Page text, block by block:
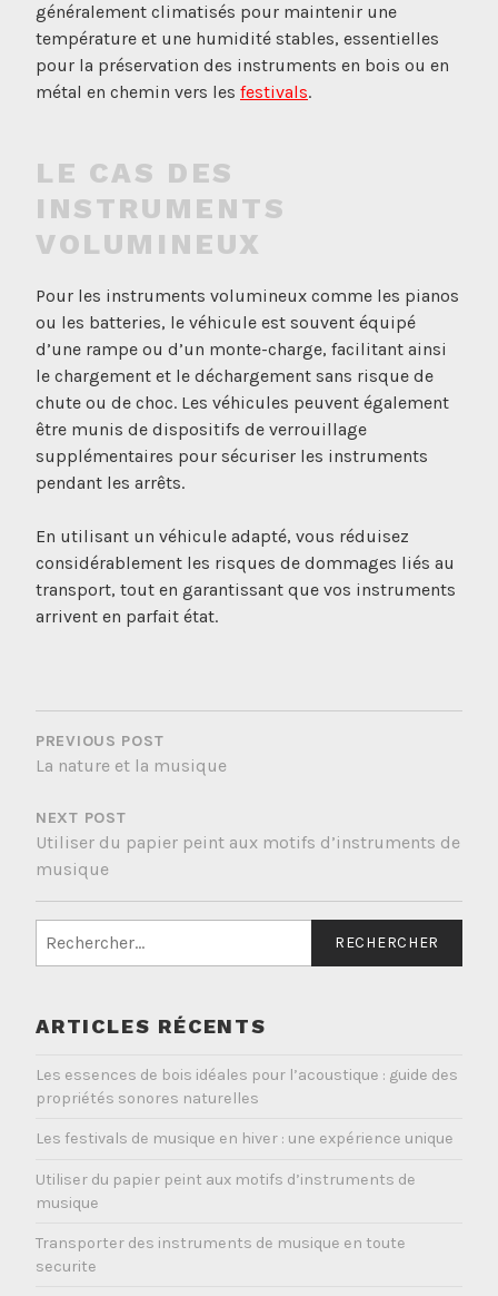
généralement climatisés pour maintenir une
température et une humidité stables, essentielles
pour la préservation des instruments en bois ou en
métal en chemin vers les festivals.
LE CAS DES
INSTRUMENTS
VOLUMINEUX
Pour les instruments volumineux comme les pianos
ou les batteries, le véhicule est souvent équipé
d’une rampe ou d’un monte-charge, facilitant ainsi
le chargement et le déchargement sans risque de
chute ou de choc. Les véhicules peuvent également
être munis de dispositifs de verrouillage
supplémentaires pour sécuriser les instruments
pendant les arrêts.
En utilisant un véhicule adapté, vous réduisez
considérablement les risques de dommages liés au
transport, tout en garantissant que vos instruments
arrivent en parfait état.
NAVIGATION
DE
L’ARTICLE
PREVIOUS POST
La nature et la musique
NEXT POST
Utiliser du papier peint aux motifs d’instruments de
musique
ARTICLES RÉCENTS
Les essences de bois idéales pour l’acoustique : guide des
propriétés sonores naturelles
Les festivals de musique en hiver : une expérience unique
Utiliser du papier peint aux motifs d’instruments de
musique
Transporter des instruments de musique en toute
securite